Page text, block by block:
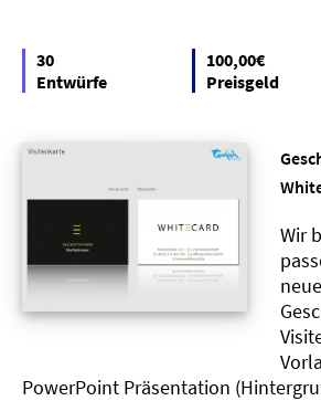
30
Entwürfe
100,00€
Preisgeld
Wir
PowerPoint Präsentation